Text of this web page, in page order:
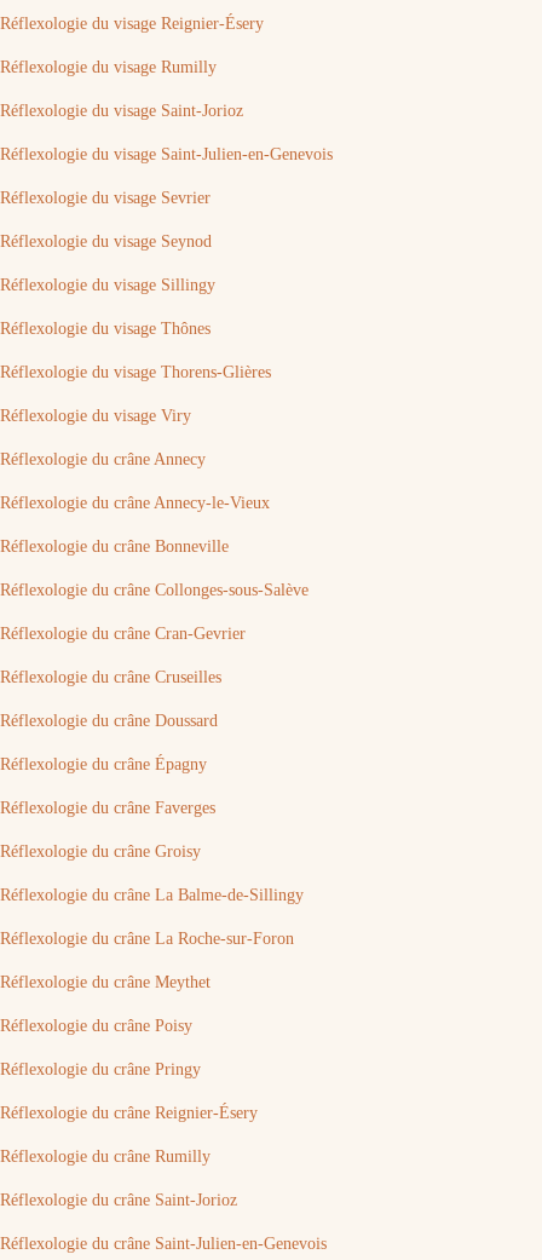
Réflexologie du visage Reignier-Ésery
Réflexologie du visage Rumilly
Réflexologie du visage Saint-Jorioz
Réflexologie du visage Saint-Julien-en-Genevois
Réflexologie du visage Sevrier
Réflexologie du visage Seynod
Réflexologie du visage Sillingy
Réflexologie du visage Thônes
Réflexologie du visage Thorens-Glières
Réflexologie du visage Viry
Réflexologie du crâne Annecy
Réflexologie du crâne Annecy-le-Vieux
Réflexologie du crâne Bonneville
Réflexologie du crâne Collonges-sous-Salève
Réflexologie du crâne Cran-Gevrier
Réflexologie du crâne Cruseilles
Réflexologie du crâne Doussard
Réflexologie du crâne Épagny
Réflexologie du crâne Faverges
Réflexologie du crâne Groisy
Réflexologie du crâne La Balme-de-Sillingy
Réflexologie du crâne La Roche-sur-Foron
Réflexologie du crâne Meythet
Réflexologie du crâne Poisy
Réflexologie du crâne Pringy
Réflexologie du crâne Reignier-Ésery
Réflexologie du crâne Rumilly
Réflexologie du crâne Saint-Jorioz
Réflexologie du crâne Saint-Julien-en-Genevois